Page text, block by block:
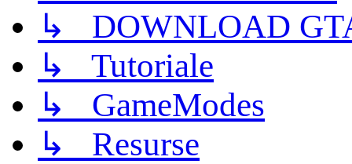
↳ DOWNLOAD
↳ Tutoriale
↳ GameModes
↳ Resurse